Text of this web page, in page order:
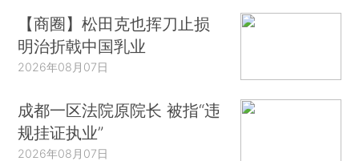
【商圈】松田克也挥刀止损
明治折戟中国乳业
2026年08月07日
成都一区法院原院长 被指“违
规挂证执业”
2026年08月07日